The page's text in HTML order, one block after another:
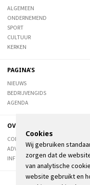
ALGEMEEN
ONDERNEMEND
SPORT
CULTUUR
KERKEN
PAGINA'S
NIEUWS
BEDRIJVENGIDS
AGENDA
OVER DE STIENSER
CONTACT
ADVERTEREN
INFORMATIE
Cookies
Wij gebruiken
zorgen dat de
van analytische
website gebruikt en